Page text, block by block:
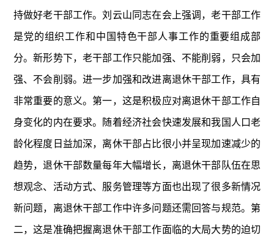
持做好老干部工作。刘云山同志在会上强调，老干部工作
是党的组织工作和中国特色干部人事工作的重要组成部
分。新形势下，老干部工作只能加强、不能削弱，只会加
强、不会削弱。进一步加强和改进离退休干部工作，具有
非常重要的意义。第一，这是积极应对离退休干部工作自
身变化的内在要求。随着经济社会快速发展和我国人口老
龄化程度日益加深，离休干部占比很小并呈现加速减少的
趋势，退休干部数量每年大幅增长，离退休干部队伍在思
想观念、活动方式、服务管理等方面也出现了很多新情况
新问题，离退休干部工作中许多问题还需回答与规范。第
二，这是准确把握离退休干部工作面临的大局大势的迫切